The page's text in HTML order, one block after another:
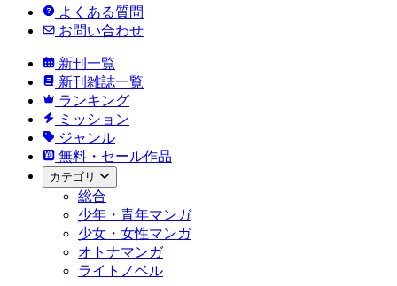
よくある質問
お問い合わせ
新刊一覧
新刊雑誌一覧
ランキング
ミッション
ジャンル
無料・セール作品
カテゴリ
総合
少年・青年マンガ
少女・女性マンガ
オトナマンガ
ライトノベル